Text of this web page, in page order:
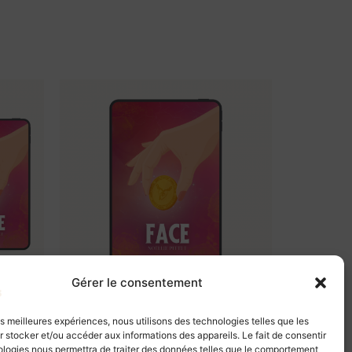
Gérer le consentement
meilleures expériences, nous utilisons des technologies telles que les
stocker et/ou accéder aux informations des appareils. Le fait de consentir
nous permettra de traiter des données telles que le comportement
2 Ebook Face, Tome 2
7,99€